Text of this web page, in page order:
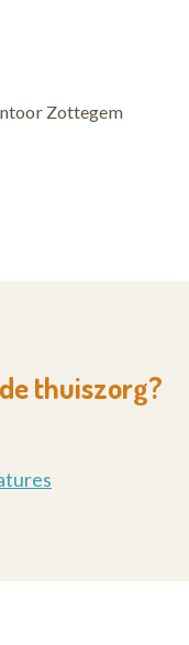
Zottegem
thuiszorg?